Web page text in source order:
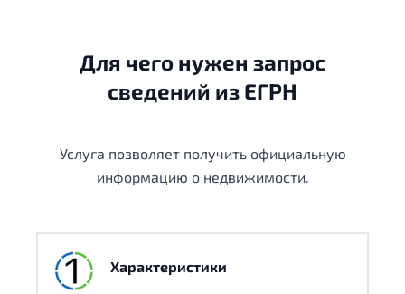
Для чего нужен запрос
сведений из ЕГРН
Услуга позволяет получить официальную
информацию о недвижимости.
Характеристики